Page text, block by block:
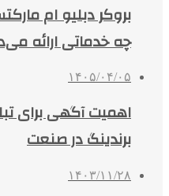
چه خدماتی ارائه
۱۴۰۵/۰۴/۰۵
اهمیت آگهی برای
برندینگ در صنعت
۱۴۰۳/۱۱/۲۸